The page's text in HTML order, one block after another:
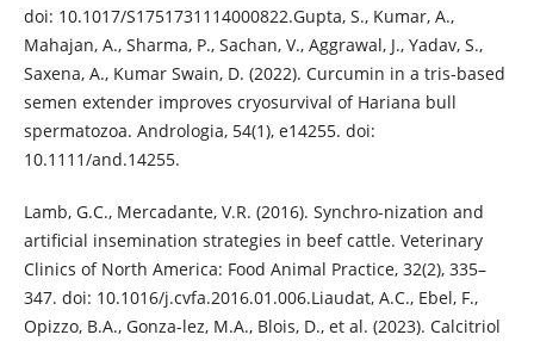
doi: 10.1017/S1751731114000822.Gupta, S., Kumar, A.,
Mahajan, A., Sharma, P., Sachan, V., Aggrawal, J., Yadav, S.,
Saxena, A., Kumar Swain, D. (2022). Curcumin in a tris-based
semen extender improves cryosurvival of Hariana bull
spermatozoa. Andrologia, 54(1), e14255. doi:
10.1111/and.14255.
Lamb, G.C., Mercadante, V.R. (2016). Synchro-nization and
artificial insemination strategies in beef cattle. Veterinary
Clinics of North America: Food Animal Practice, 32(2), 335–
347. doi: 10.1016/j.cvfa.2016.01.006.Liaudat, A.C., Ebel, F.,
Opizzo, B.A., Gonza-lez, M.A., Blois, D., et al. (2023). Calcitriol